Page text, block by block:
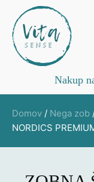
Nakup
Domov / Nega zob
NORDICS